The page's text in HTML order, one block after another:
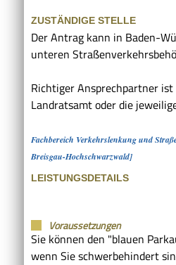
ZUSTÄNDIGE STELLE
Der Antrag kann in Baden-
unteren
Richtiger Ansprechpartner ist
Landratsamt oder die
Fachbereich Verkehrslenkung und
Breisgau-Hochschwarzwald]
LEISTUNGSDETAILS
Voraussetzungen
Sie können den "blauen
wenn Sie schwerbehindert